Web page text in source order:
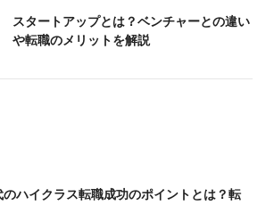
スタートアップとは？ベンチャーとの違い
や転職のメリットを解説
のハイクラス転職成功のポイントとは？転